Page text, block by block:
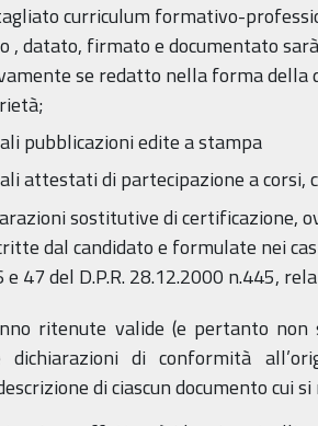
curriculum formativo-
, datato, firmato e documentato
se redatto nella forma
pubblicazioni edite a stampa
attestati di partecipazione a corsi,
sostitutive di certificazione,
dal candidato e formulate nei
47 del D.P.R. 28.12.2000 n.445,
ritenute valide (e pertanto
dichiarazioni di conformità
di ciascun documento cui